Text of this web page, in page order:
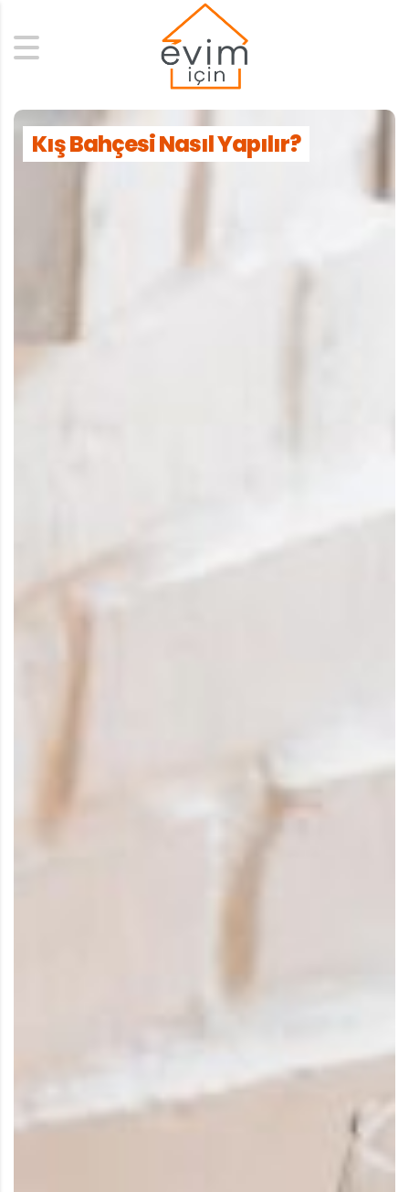
Search
Kış Bahçesi Nasıl Yapılır?